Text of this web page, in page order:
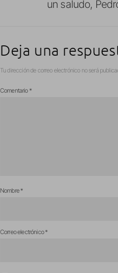
un saludo,
Deja una
Tu dirección de correo electrónico no será
Comentario *
Nombre*
Correo electrónico*